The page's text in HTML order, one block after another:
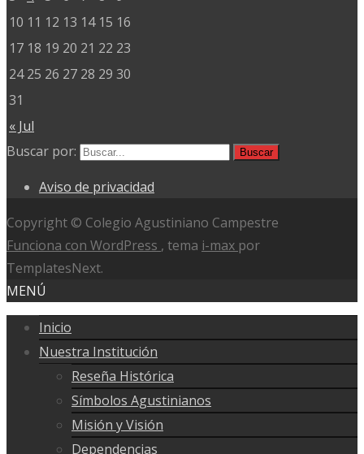
« Jul
10 11 12 13 14 15 16
17 18 19 20 21 22 23
24 25 26 27 28 29 30
31
Buscar por:
Aviso de privacidad
Copyright © Colegio Agustiniano Campestre
Funciona con WordPress , tema i-max por
TemplatesNext.
MENÚ
Inicio
Nuestra Institución
Reseña Histórica
Símbolos Agustinianos
Misión y Visión
Dependencias